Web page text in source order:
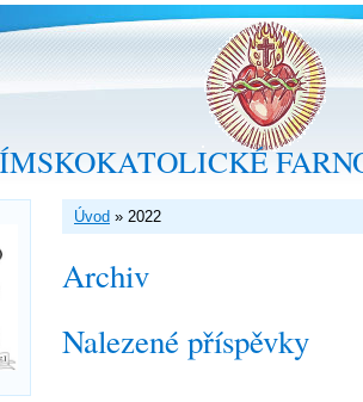
Úvod » 2022
Archiv
Nalezené příspěvky